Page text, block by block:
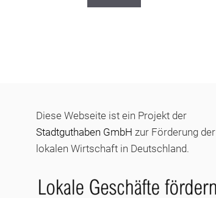
Diese Webseite ist ein Projekt der
Stadtguthaben GmbH zur Förderung der
lokalen Wirtschaft in Deutschland.